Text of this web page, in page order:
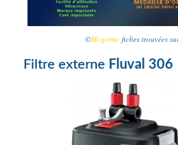
©Mogrimefiches trouvées
Filtre externe Fluval 306